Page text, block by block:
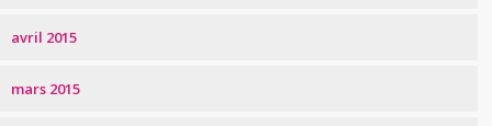
avril 2015
mars 2015